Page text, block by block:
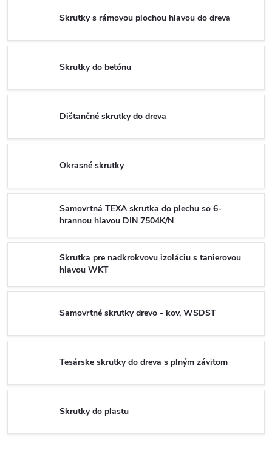
Skrutky s rámovou plochou hlavou do dreva
Skrutky do betónu
Dištančné skrutky do dreva
Okrasné skrutky
Samovrtná TEXA skrutka do plechu so 6-
hrannou hlavou DIN 7504K/N
Skrutka pre nadkrokvovu izoláciu s tanierovou
hlavou WKT
Samovrtné skrutky drevo - kov, WSDST
Tesárske skrutky do dreva s plným závitom
Skrutky do plastu